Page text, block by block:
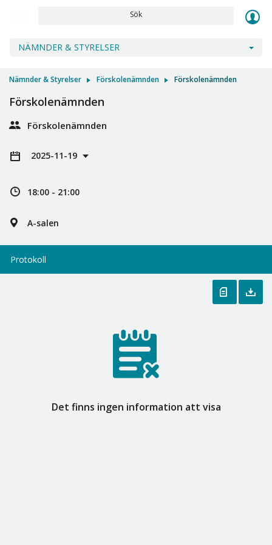
Sök
NÄMNDER & STYRELSER
Nämnder & Styrelser Förskolenämnden Förskolenämnden
Förskolenämnden
Förskolenämnden
2025-11-19
18:00 - 21:00
A-salen
Protokoll
Det finns ingen information att visa